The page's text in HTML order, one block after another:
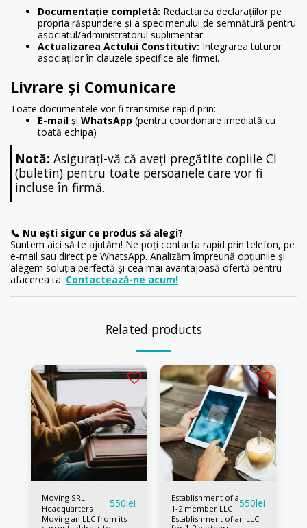
Documentație completă: Redactarea declarațiilor pe
propria răspundere și a specimenului de semnătură pentru
asociatul/administratorul suplimentar.
Actualizarea Actului Constitutiv: Integrarea tuturor
asociaților în clauzele specifice ale firmei.
Livrare și Comunicare
Toate documentele vor fi transmise rapid prin:
E-mail și WhatsApp (pentru coordonare imediată cu
toată echipa)
Notă: Asigurați-vă că aveți pregătite copiile CI
(buletin) pentru toate persoanele care vor fi
incluse în firmă.
📞 Nu ești sigur ce produs să alegi?
Suntem aici să te ajutăm! Ne poți contacta rapid prin telefon, pe
e-mail sau direct pe WhatsApp. Analizăm împreună opțiunile și
alegem soluția perfectă și cea mai avantajoasă ofertă pentru
afacerea ta. Contactează-ne acum!
Related products
Moving SRL
Headquarters
550lei
Moving an LLC from its
Establishment of a
1-2 member LLC
550lei
Establishment of an LLC